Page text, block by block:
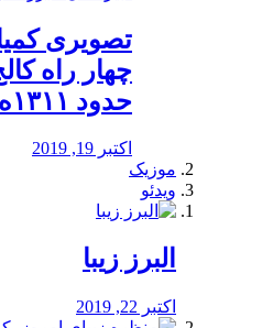
️تصویری
چهار راه
حدود ۱۳۱۱ه ش
اکتبر 19, 2019
موزیک
ویدئو
البرز زیبا
اکتبر 22, 2019